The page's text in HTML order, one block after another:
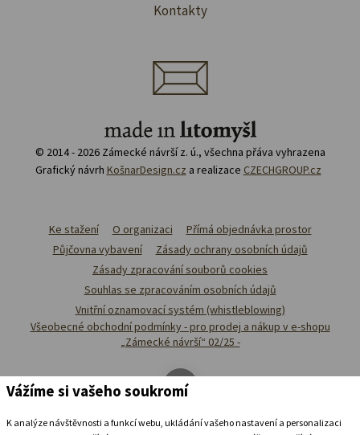
Kontakty
© 2014 - 2026 Zámecké návrší z. ú., všechna přáva vyhrazena
Grafický návrh KošnarDesign.cz a realizace CZECHGROUP.cz
Ke stažení O organizaci
Přímá objednávka prostor
Půjčovna vybavení
Zásady ochrany osobních údajů
Zásady zpracování souborů cookies
Souhlas se zpracováním osobních údajů
Vnitřní oznamovací systém (whistleblowing)
Všeobecné obchodní podmínky - pro prodej a nákup v e-shopu
„Zámecké návrší“ 02/25 -
Vážíme si vašeho soukromí
K analýze návštěvnosti a funkcí webu, ukládání vašeho nastavení a personalizaci